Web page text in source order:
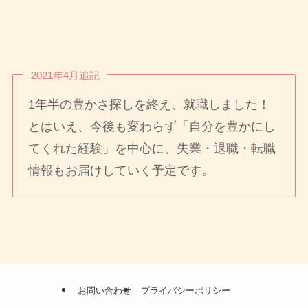
2021年4月追記
1年半の豊かさ探しを終え、就職しました！
とはいえ、今後も変わらず「自分を豊かにし
てくれた経験」を中心に、失業・退職・転職
情報もお届けしていく予定です。
お問い合わせ プライバシーポリシー